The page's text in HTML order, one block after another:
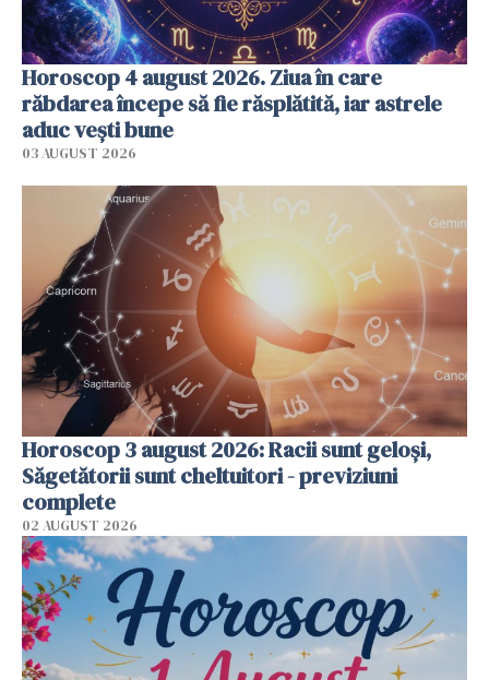
Horoscop 4 august 2026. Ziua în care
răbdarea începe să fie răsplătită, iar astrele
aduc vești bune
03 AUGUST 2026
Horoscop 3 august 2026: Racii sunt geloși,
Săgetătorii sunt cheltuitori - previziuni
complete
02 AUGUST 2026